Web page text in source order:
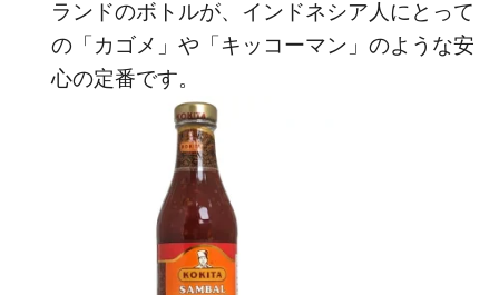
ランドのボトルが、インドネシア人にとって
の「カゴメ」や「キッコーマン」のような安
心の定番です。